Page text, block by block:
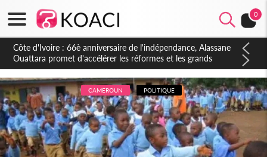
0
Côte d'Ivoire : À Abidjan, Amadou Oury Bah admire le modèle
ivoirien et veut s'en inspirer pour accélérer le développement
de la Guinée
CAMEROUN POLITIQUE